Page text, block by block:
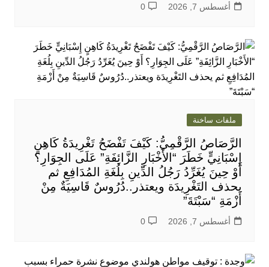
أغسطس 7, 2026 0
ملفات ساخنة
الرَّصَاصُ الرَّقْمِيُّ: كَيْفَ تَفْضَحُ تَغْرِيدَةُ كَاهِنٍ
إِسْبَانِيٍّ خَطَرَ “الأَخْبَارِ الزَّائِفَةِ” عَلَى الجِوَارِ؟
أَوْ حِينَ يُغَرِّدُ رَجُلُ الدِّينِ بِلُغَةِ المُدَافِعِ ثم
يحذف التَغْرِيدَة ويعتذر..دُرُوسٌ قَاسِيَةٌ مِنْ
أَزْمَةِ “سَبْتَةَ”
أغسطس 7, 2026 0